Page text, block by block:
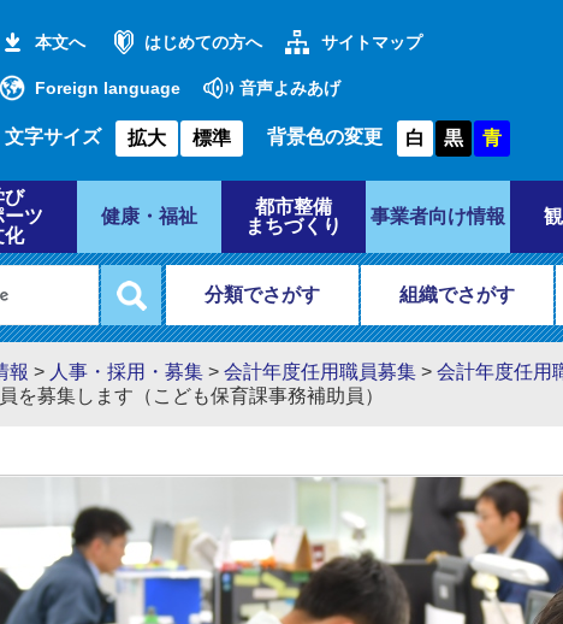
本文へ はじめての方へ サイトマップ
Foreign language 音声よみあげ
文字サイズ 拡大 標準 背景色の変更 白 黒 青
び
ーツ
化
健康・福祉
都市整備
まちづくり
事業者向け情報
分類でさがす 組織でさがす
報 > 人事・採用・募集 > 会計年度任用職員募集 > 会計年度任用
募集します（こども保育課事務補助員）